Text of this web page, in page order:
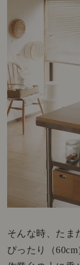
そんな時、たま
ぴったり（